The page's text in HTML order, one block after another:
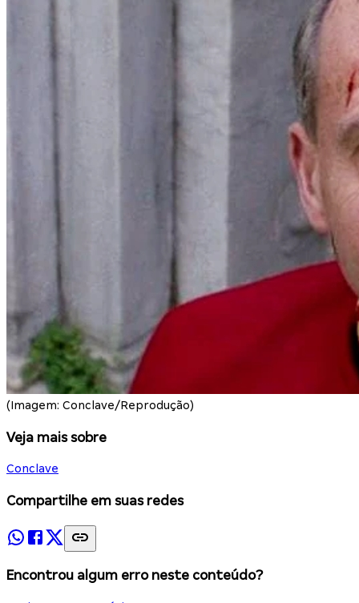
(Imagem: Conclave/Reprodução)
Veja mais sobre
Conclave
Compartilhe em suas redes
Encontrou algum erro neste conteúdo?